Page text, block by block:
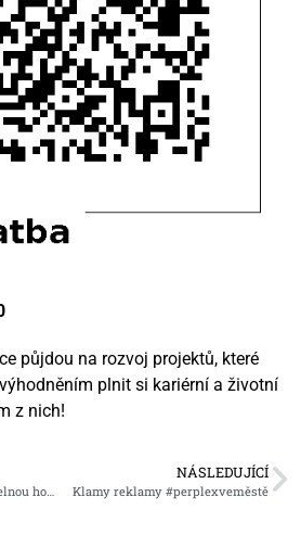
půjdou na rozvoj projektů, které
plnit si kariérní a životní
z nich!
NÁSLEDUJÍCÍ
Klamy reklamy #perplexveměstě